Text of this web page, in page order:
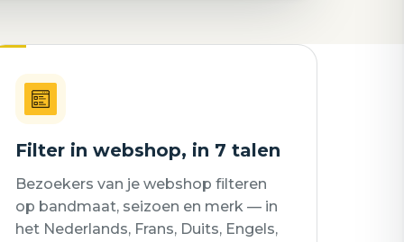
Filter in webshop, in 7 talen
Bezoekers van je webshop filteren
op bandmaat, seizoen en merk — in
het Nederlands, Frans, Duits, Engels,